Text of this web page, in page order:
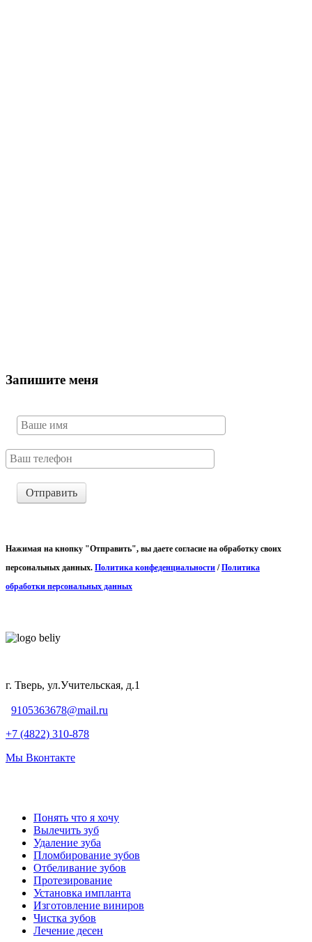
Запишите меня
Отправить
Нажимая на кнопку "Отправить", вы даете согласие на обработку своих
персональных данных. Политика конфеденциальности /Политика
обработки персональных данных
г. Тверь, ул.Учительская, д.1
9105363678@mail.ru
+7 (4822) 310-878
Мы Вконтакте
Понять что я хочу
Вылечить зуб
Удаление зуба
Пломбирование зубов
Отбеливание зубов
Протезирование
Установка импланта
Изготовление виниров
Чистка зубов
Лечение десен